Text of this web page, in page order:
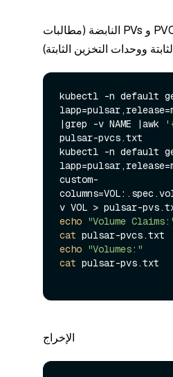
يجب مسح قائمة PVCs و PVs النابضة (مطالبات
ووحدات التخزين الثابتة)
kubectl -n default
|grep -v NAME |awk
pulsar-pvcs.txt
kubectl -n default
custom-
echo "Volume
cat
echo "Volumes:"
cat pulsar-pvs.txt
الإخراج